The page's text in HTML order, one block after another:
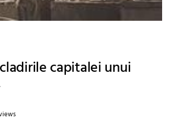
capitalei unui